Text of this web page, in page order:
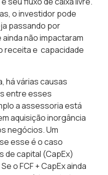
o investidor pode
passando por
não impactaram
receita e capacidade
há várias causas
entre esses
a assessoria está
aquisição inorgância
negócios. Um
esse é o caso
de capital (CapEx)
o FCF + CapEx ainda